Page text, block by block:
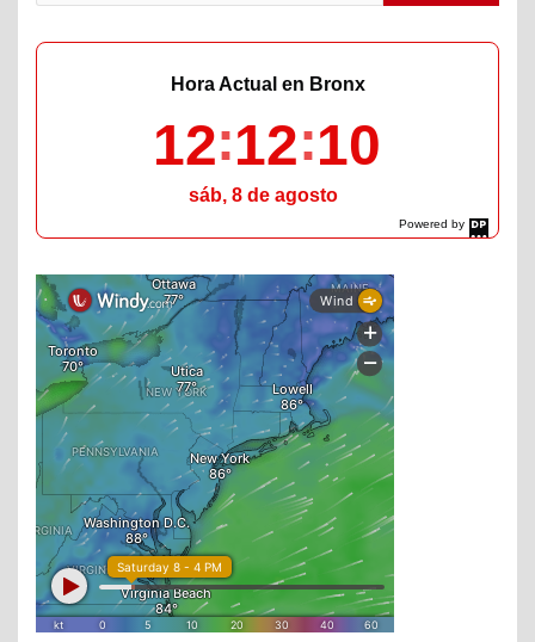
Powered by
DaysPedia.com
Hora Actual en Bronx
12 12 11
sáb, 8 de agosto